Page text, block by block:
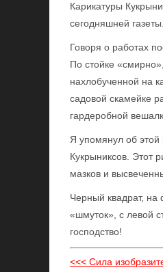
Карикатуры
сегодняшней газеты.
Говоря о работах
По стойке
нахлобученной на
садовой скамейке
гардеробной
Я упомянул об этой
Кукрыниксов. Этот
мазков и
Черный квадрат, на
«шмуток», с левой
господство!
<<< Сила